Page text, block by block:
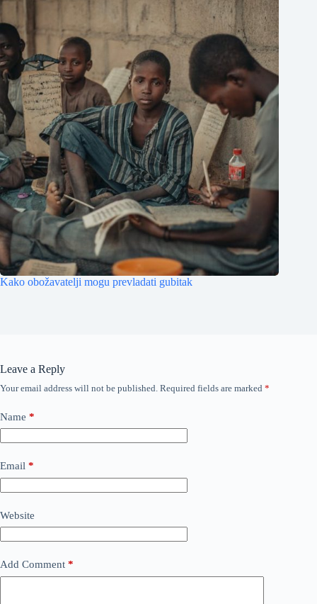
Kako obožavatelji mogu prevladati gubitak
Leave a Reply
Your email address will not be published. Required fields are marked *
Name *
Email *
Website
Add Comment *